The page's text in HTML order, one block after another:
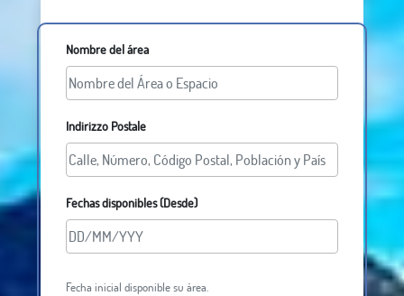
Nombre del área
Indirizzo Postale
Fechas disponibles (Desde)
Fecha inicial disponible su área.